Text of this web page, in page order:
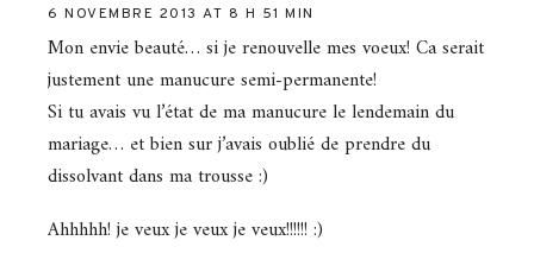
6 NOVEMBRE 2013 AT 8 H 51 MIN
Mon envie beauté… si je renouvelle mes voeux! Ca serait
justement une manucure semi-permanente!
Si tu avais vu l’état de ma manucure le lendemain du
mariage… et bien sur j’avais oublié de prendre du
dissolvant dans ma trousse :)
Ahhhhh! je veux je veux je veux!!!!!! :)